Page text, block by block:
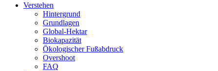
Verstehen
Hintergrund
Grundlagen
Global-Hektar
Biokapazität
Ökologischer Fußabdruck
Overshoot
FAQ